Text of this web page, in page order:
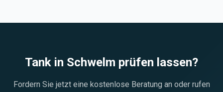
Tank in Schwelm prüfen lassen?
Fordern Sie jetzt eine kostenlose Beratung an oder rufen